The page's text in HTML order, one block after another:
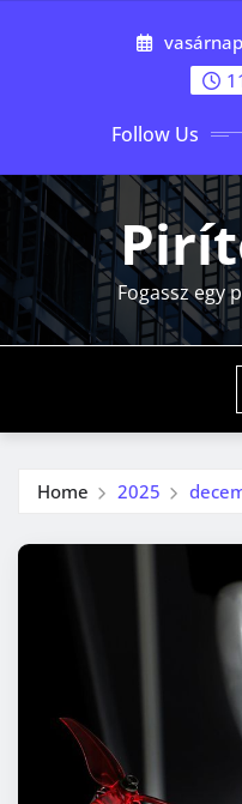
Follow Us
Fogassz egy
Home 2025